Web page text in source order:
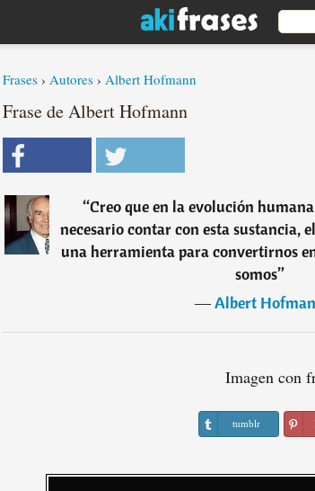
Frases › Autores › Albert Hofmann
Frase de Albert Hofmann
“Creo que en la evolución
necesario contar con esta sustancia,
una herramienta para convertirnos
somos”
―Albert
Imagen con
tumblr